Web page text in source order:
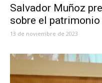
Salvador Muñoz
sobre el
13 de noviembre de 2023